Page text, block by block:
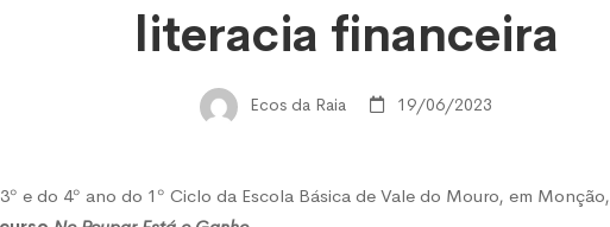
literacia financeira
Ecos da Raia 19/06/2023
e do 4º ano do 1º Ciclo da Escola Básica de Vale do Mouro, em Monção,